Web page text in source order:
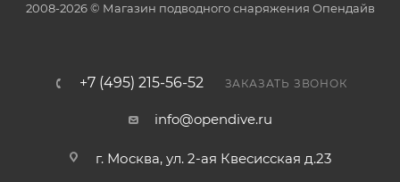
2008-2026 © Магазин подводного снаряжения Опендайв
+7 (495) 215-56-52 ЗАКАЗАТЬ ЗВОНОК
info@opendive.ru
г. Москва, ул. 2-ая Квесисская д.23